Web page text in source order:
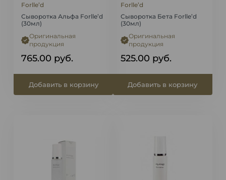
Forlle’d
Сыворотка Альфа Forlle’d
(30мл)
Оригинальная
продукция
765.00 руб.
Добавить в корзину
Forlle’d
Сыворотка Бета Forlle’d
(30мл)
Оригинальная
продукция
525.00 руб.
Добавить в корзину